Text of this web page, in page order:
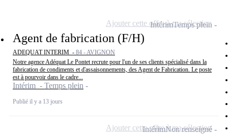
Agent de fabrication (F/H)
ADEQUAT INTERIM - 84 - AVIGNON
Notre agence Adéquat Le Pontet recrute pour l'un de ses clients spécialisé dans la
fabrication de condiments et d'assaisonnements, des Agent de Fabrication. Le poste
est à pourvoir dans le cadre...
Intérim - Temps plein
Publié il y a 13 jours
IntérimTemps plein
Ajouter cette offre à ma sélection
IntérimNon renseigné
Ajouter cette offre à ma sélection